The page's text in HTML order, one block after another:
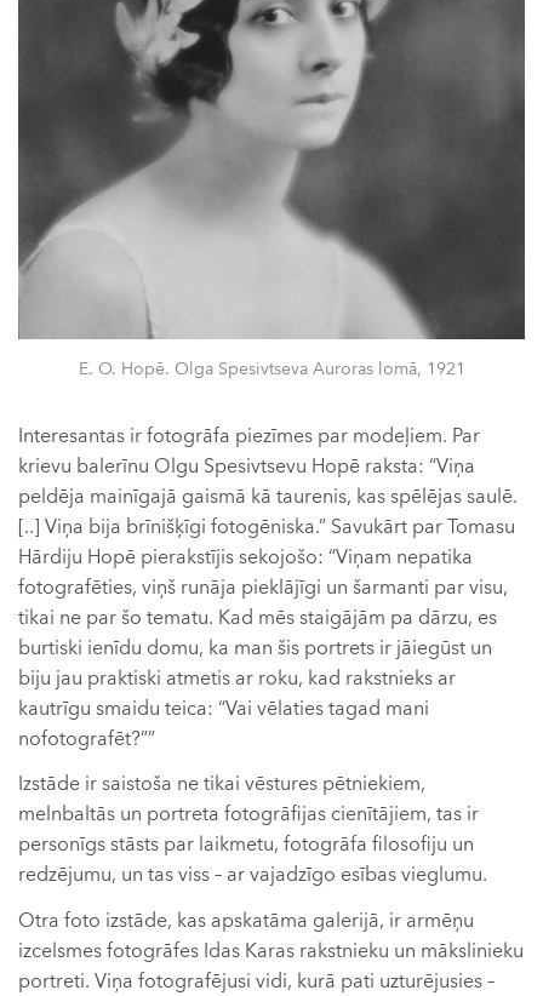
E. O. Hopē. Olga Spesivtseva Auroras lomā, 1921
Interesantas ir fotogrāfa piezīmes par modeļiem. Par
krievu balerīnu Olgu Spesivtsevu Hopē raksta: “Viņa
peldēja mainīgajā gaismā kā taurenis, kas spēlējas saulē.
[..] Viņa bija brīnišķīgi fotogēniska.” Savukārt par Tomasu
Hārdiju Hopē pierakstījis sekojošo: “Viņam nepatika
fotografēties, viņš runāja pieklājīgi un šarmanti par visu,
tikai ne par šo tematu. Kad mēs staigājām pa dārzu, es
burtiski ienīdu domu, ka man šis portrets ir jāiegūst un
biju jau praktiski atmetis ar roku, kad rakstnieks ar
kautrīgu smaidu teica: “Vai vēlaties tagad mani
nofotografēt?””
Izstāde ir saistoša ne tikai vēstures pētniekiem,
melnbaltās un portreta fotogrāfijas cienītājiem, tas ir
personīgs stāsts par laikmetu, fotogrāfa filosofiju un
redzējumu, un tas viss – ar vajadzīgo esības vieglumu.
Otra foto izstāde, kas apskatāma galerijā, ir armēņu
izcelsmes fotogrāfes Idas Karas rakstnieku un mākslinieku
portreti. Viņa fotografējusi vidi, kurā pati uzturējusies –